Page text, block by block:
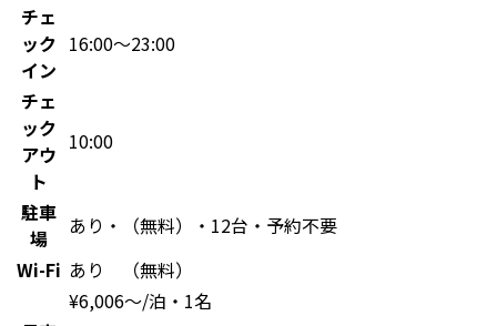
チェ
ック
イン
16:00〜23:00
チェ
ック
アウ
ト
10:00
駐車
場
あり・（無料）・12台・予約不要
Wi-Fi あり （無料）
¥6,006〜/泊・1名